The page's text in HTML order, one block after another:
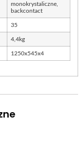
monokrystaliczne,
backcontact
35
4,4kg
1250x545x4